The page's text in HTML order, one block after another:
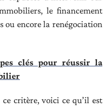
le financement
ou encore la renégociation
clés pour réussir la
critère, voici ce qu’il est